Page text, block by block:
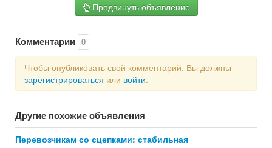
Продвинуть объявление
Комментарии 0
Чтобы опубликовать свой комментарий, Вы должны
зарегистрироваться или войти.
Другие похожие объявления
Перевозчикам со сцепками: стабильная